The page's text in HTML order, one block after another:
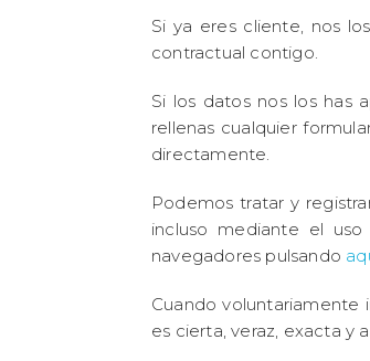
Si ya eres cliente, nos
contractual contigo.
Si los datos nos los has
rellenas cualquier
directamente.
Podemos tratar y
incluso mediante el
navegadores pulsando
Cuando voluntariamente
es cierta, veraz, exacta y